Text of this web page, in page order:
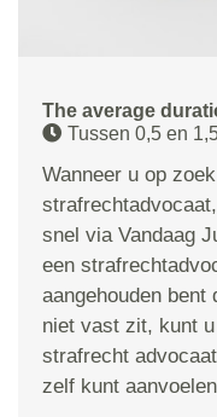
The average
Tussen 0,5 en
Wanneer u op
snel via Vandaag
een
aangehouden bent
niet vast zit, kunt
strafrecht
zelf kunt